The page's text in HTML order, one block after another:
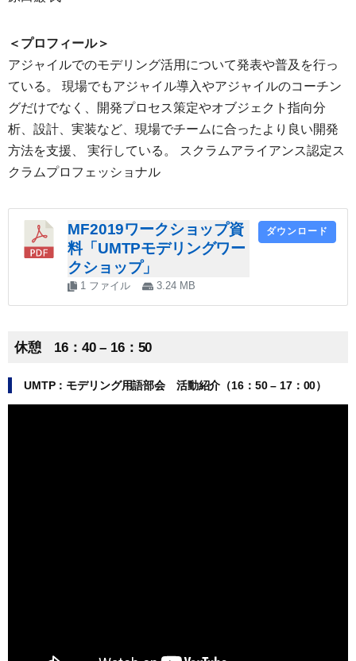
＜プロフィール＞
アジャイルでのモデリング活用について発表や普及を行っ
ている。 現場でもアジャイル導入やアジャイルのコーチン
グだけでなく、開発プロセス策定やオブジェクト指向分
析、設計、実装など、現場でチームに合ったより良い開発
方法を支援、 実行している。 スクラムアライアンス認定ス
クラムプロフェッショナル
MF2019ワークショップ資
料「UMTPモデリングワー
クショップ」
1 ファイル 3.24 MB
ダウンロード
休憩 16：40 – 16：50
UMTP：モデリング用語部会 活動紹介（16：50 – 17：00）